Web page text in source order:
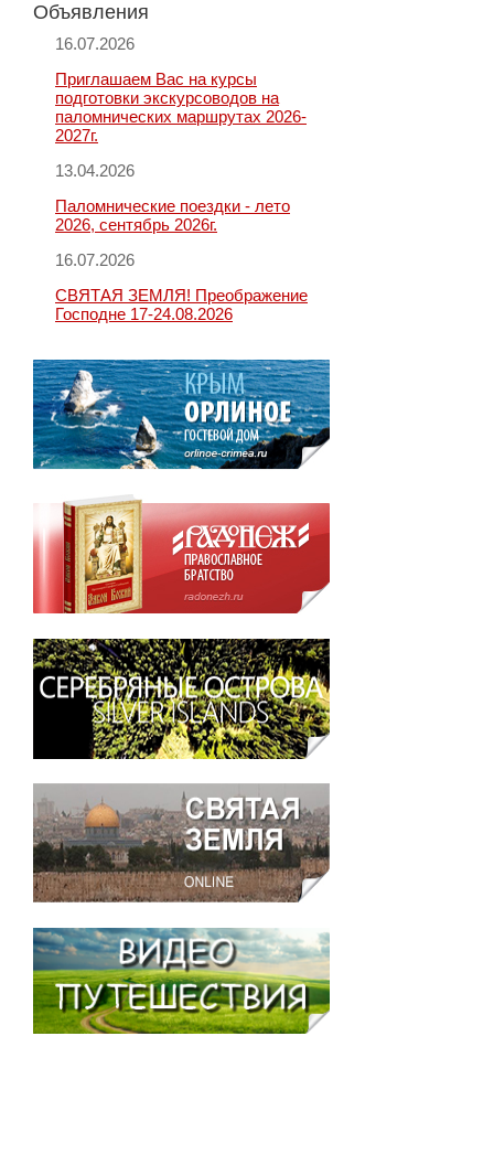
Объявления
16.07.2026
Приглашаем Вас на курсы
подготовки экскурсоводов на
паломнических маршрутах 2026-
2027г.
13.04.2026
Паломнические поездки - лето
2026, сентябрь 2026г.
16.07.2026
СВЯТАЯ ЗЕМЛЯ! Преображение
Господне 17-24.08.2026